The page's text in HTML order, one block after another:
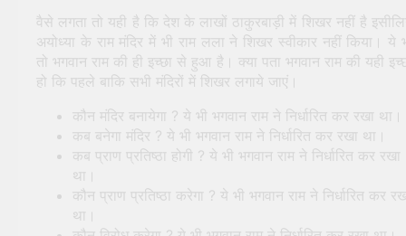
वैसे लगता तो यही है कि देश के लाखों ठाकुरबाड़ी में शिखर नहीं है
अयोध्या के राम मंदिर में भी राम लला ने शिखर स्वीकार नहीं किया। ये
तो भगवान राम की ही इच्छा से हुआ है। क्या पता भगवान राम की यही
हो कि पहले बाकि सभी मंदिरों में शिखर लगाये जाएं।
कौन मंदिर बनायेगा ? ये भी भगवान राम ने निर्धारित कर रखा था।
कब बनेगा मंदिर ? ये भी भगवान राम ने निर्धारित कर रखा था।
कब प्राण प्रतिष्ठा होगी ? ये भी भगवान राम ने निर्धारित कर रखा
था।
कौन प्राण प्रतिष्ठा करेगा ? ये भी भगवान राम ने निर्धारित कर
था।